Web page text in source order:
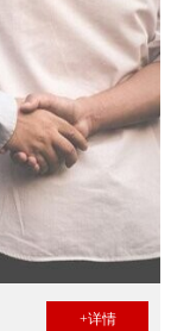
+详情